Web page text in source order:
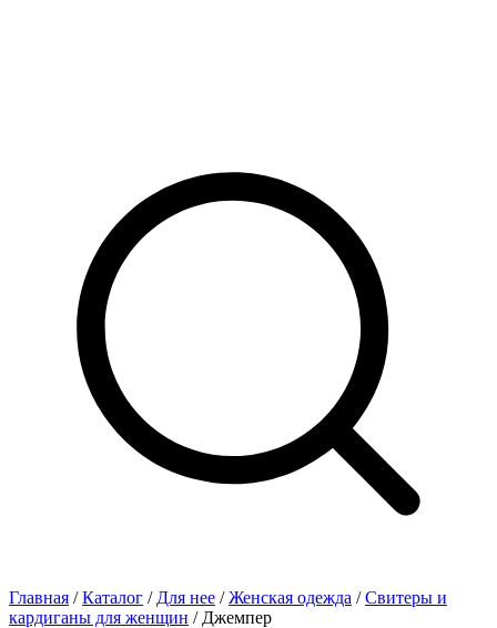
Главная /Каталог / Для нее /Женская одежда /Свитеры и
кардиганы для женщин / Джемпер